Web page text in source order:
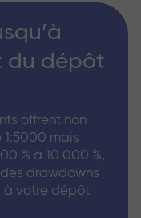
du dépôt
offrent non
mais
% à 10 000 %,
drawdowns
à votre dépôt